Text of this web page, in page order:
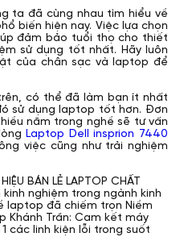
ta đã cùng nhau tìm hiểu về
biến hiện nay. Việc lựa chọn
đảm bảo tuổi thọ cho thiết
sử dụng tốt nhất. Hãy luôn
của chân sạc và laptop để
có thể đã làm bạn ít nhất
sử dụng laptop tốt hơn. Đơn
năm trong nghề sẽ tư vấn
Laptop Dell insprion 7440
việc cũng như trải nghiệm
BÁN LẺ LAPTOP CHẤT
kinh nghiệm trong ngành kinh
laptop đã chiếm trọn Niềm
Khánh Trần: Cam kết máy
các linh kiện lỗi trong suốt